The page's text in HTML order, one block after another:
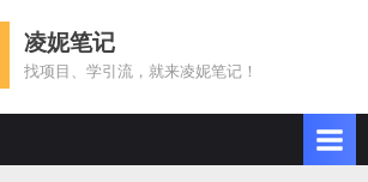
凌妮笔记
找项目、学引流，就来凌妮笔记！